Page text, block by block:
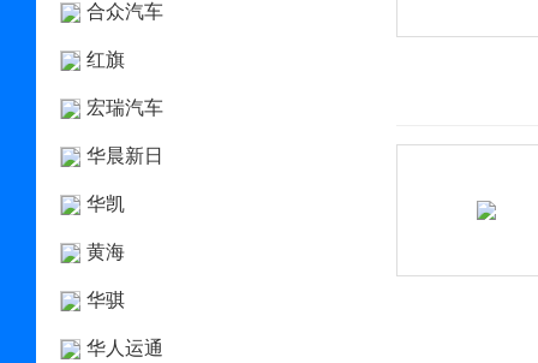
合众汽车
红旗
宏瑞汽车
华晨新日
华凯
黄海
华骐
华人运通